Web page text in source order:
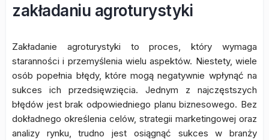
zakładaniu agroturystyki
Zakładanie agroturystyki to proces, który wymaga
staranności i przemyślenia wielu aspektów. Niestety, wiele
osób popełnia błędy, które mogą negatywnie wpłynąć na
sukces ich przedsięwzięcia. Jednym z najczęstszych
błędów jest brak odpowiedniego planu biznesowego. Bez
dokładnego określenia celów, strategii marketingowej oraz
analizy rynku, trudno jest osiągnąć sukces w branży